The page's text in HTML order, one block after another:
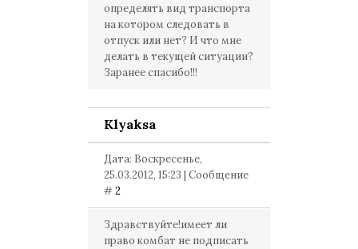
определять вид транспорта
на котором следовать в
отпуск или нет? И что мне
делать в текущей ситуации?
Заранее спасибо!!!
Klyaksa
Дата: Воскресенье,
25.03.2012, 15:23 | Сообщение
#2
Здравствуйте!имеет ли
право комбат не подписать